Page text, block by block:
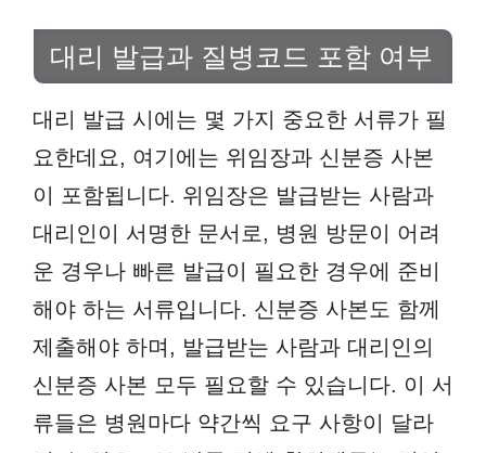
대리 발급과 질병코드 포함 여부
대리 발급 시에는 몇 가지 중요한 서류가 필
요한데요, 여기에는 위임장과 신분증 사본
이 포함됩니다. 위임장은 발급받는 사람과
대리인이 서명한 문서로, 병원 방문이 어려
운 경우나 빠른 발급이 필요한 경우에 준비
해야 하는 서류입니다. 신분증 사본도 함께
제출해야 하며, 발급받는 사람과 대리인의
신분증 사본 모두 필요할 수 있습니다. 이 서
류들은 병원마다 약간씩 요구 사항이 달라